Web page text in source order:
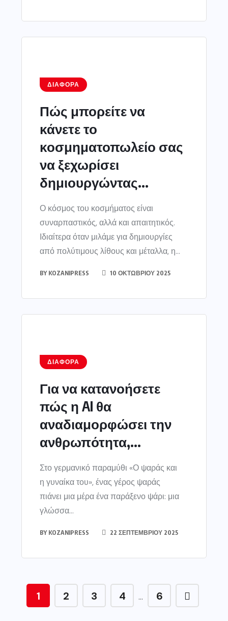
ΔΙΆΦΟΡΑ
Πώς μπορείτε να
κάνετε το
κοσμηματοπωλείο σας
να ξεχωρίσει
δημιουργώντας...
Ο κόσμος του κοσμήματος είναι
συναρπαστικός, αλλά και απαιτητικός.
Ιδιαίτερα όταν μιλάμε για δημιουργίες
από πολύτιμους λίθους και μέταλλα, η...
BY KOZANIPRESS 10 ΟΚΤΩΒΡΊΟΥ 2025
ΔΙΆΦΟΡΑ
Για να κατανοήσετε
πώς η AI θα
αναδιαμορφώσει την
ανθρωπότητα,...
Στο γερμανικό παραμύθι «Ο ψαράς και
η γυναίκα του», ένας γέρος ψαράς
πιάνει μια μέρα ένα παράξενο ψάρι: μια
γλώσσα...
BY KOZANIPRESS 22 ΣΕΠΤΕΜΒΡΊΟΥ 2025
1 2 3 4 … 6